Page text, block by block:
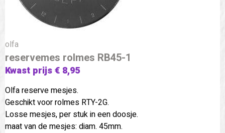
olfa
reservemes rolmes RB45-1
Kwast prijs € 8,95
Olfa reserve mesjes.
Geschikt voor rolmes RTY-2G.
Losse mesjes, per stuk in een doosje.
maat van de mesjes: diam. 45mm.